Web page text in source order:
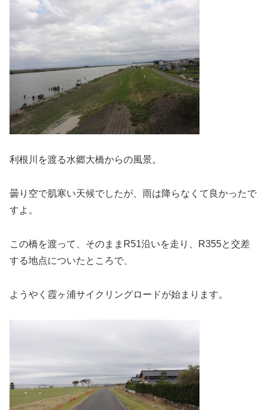
利根川を渡る水郷大橋からの風景。
曇り空で肌寒い天候でしたが、雨は降らなくて良かったで
すよ。
この橋を渡って、そのままR51沿いを走り、R355と交差
する地点についたところで、
ようやく霞ヶ浦サイクリングロードが始まります。